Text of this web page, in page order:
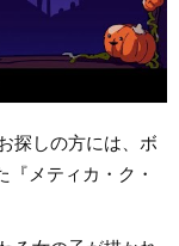
探しの方には、ボ
『メティカ・ク・